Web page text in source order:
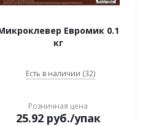
Евромик 0.1
кг
Есть в наличии (32)
Розничная цена
25.92руб./упак